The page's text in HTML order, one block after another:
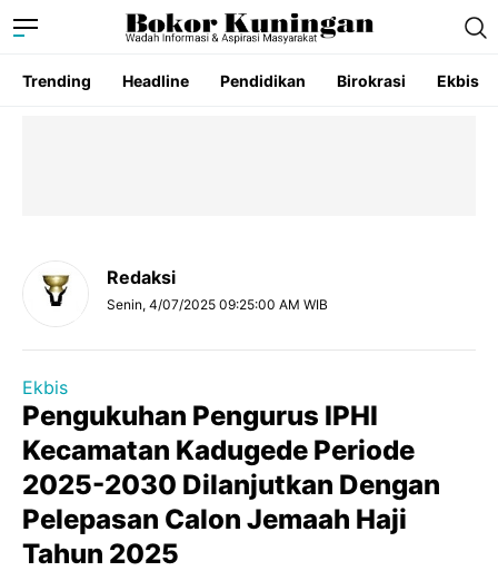
Trending Headline Pendidikan Birokrasi Ekbis
Redaksi
Senin, 4/07/2025 09:25:00 AM WIB
Ekbis
Pengukuhan Pengurus IPHI
Kecamatan Kadugede Periode
2025-2030 Dilanjutkan Dengan
Pelepasan Calon Jemaah Haji
Tahun 2025